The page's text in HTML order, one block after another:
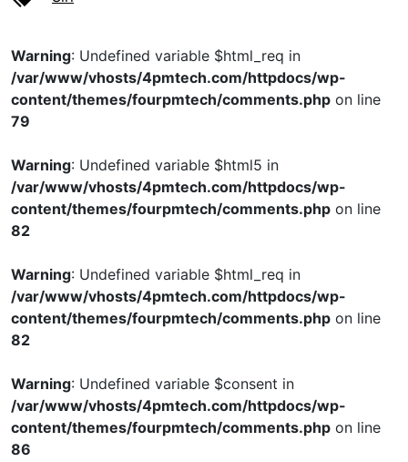
Warning: Undefined variable $html_req in
/var/www/vhosts/4pmtech.com/httpdocs/wp-
content/themes/fourpmtech/comments.php on line
79
Warning: Undefined variable $html5 in
/var/www/vhosts/4pmtech.com/httpdocs/wp-
content/themes/fourpmtech/comments.php on line
82
Warning: Undefined variable $html_req in
/var/www/vhosts/4pmtech.com/httpdocs/wp-
content/themes/fourpmtech/comments.php on line
82
Warning: Undefined variable $consent in
/var/www/vhosts/4pmtech.com/httpdocs/wp-
content/themes/fourpmtech/comments.php on line
86